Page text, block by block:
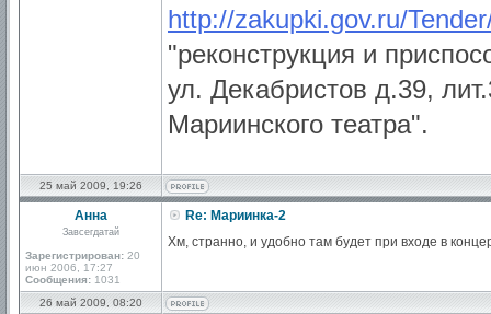
http://zakupki.gov.ru/
"реконструкция и
ул. Декабристов д.39,
Мариинского театра".
25 май 2009, 19:26
Анна
Завсегдатай
Зарегистрирован: 20
июн 2006, 17:27
Сообщения: 1031
Re: Мариинка-2
Хм, странно, и удобно там будет при входе в
26 май 2009, 08:20